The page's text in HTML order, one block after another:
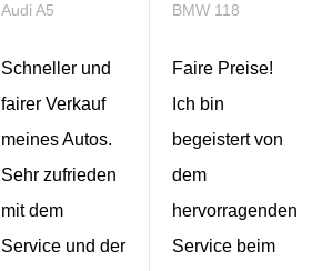
Audi A5
Schneller und
fairer Verkauf
meines Autos.
Sehr zufrieden
mit dem
Service und der
BMW 118
Faire Preise!
Ich bin
begeistert von
dem
hervorragenden
Service beim